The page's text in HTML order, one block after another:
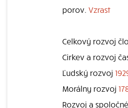
porov. Vzrast
Celkový rozvoj
Cirkev a rozvoj
Ľudský rozvoj
Morálny rozvoj
Rozvoj a